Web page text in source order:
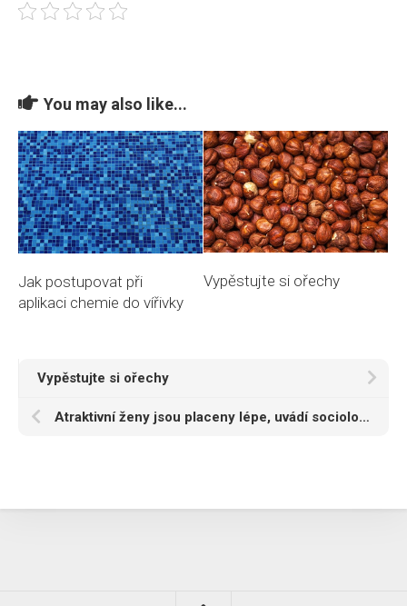
You may also like...
Jak postupovat při
aplikaci chemie do vířivky
Vypěstujte si ořechy
Vypěstujte si ořechy
Atraktivní ženy jsou placeny lépe, uvádí socioložka